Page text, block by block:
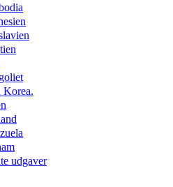
Korea.
udgaver